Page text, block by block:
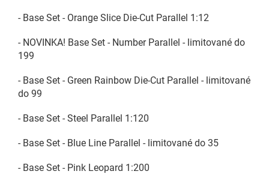
- Base Set - Orange Slice Die-Cut Parallel 1:12
- NOVINKA! Base Set - Number Parallel - limitované do
199
- Base Set - Green Rainbow Die-Cut Parallel - limitované
do 99
- Base Set - Steel Parallel 1:120
- Base Set - Blue Line Parallel - limitované do 35
- Base Set - Pink Leopard 1:200